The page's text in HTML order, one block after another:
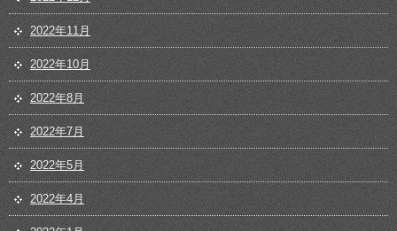
2022年11月
2022年10月
2022年8月
2022年7月
2022年5月
2022年4月